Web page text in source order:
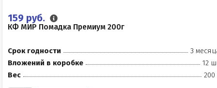
159 руб.
КФ МИР Помадка Премиум 200г
Срок годности
3
Вложений в коробке
12
Вес
200